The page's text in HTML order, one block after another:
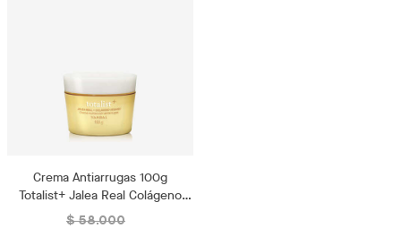
Crema Antiarrugas 100g
Totalist+ Jalea Real Colágeno
Vegano
$ 58.000